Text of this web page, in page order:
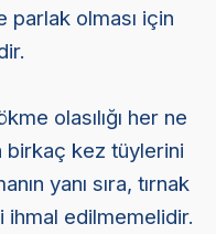
parlak olması için
olasılığı her ne
birkaç kez tüylerini
yanı sıra, tırnak
edilmemelidir.